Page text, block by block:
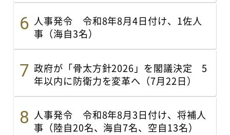
人事発令 令和8年8月4日付け、1佐人
事（海自3名）
政府が「骨太方針2026」を閣議決定 5
年以内に防衛力を変革へ（7月22日）
人事発令 令和8年8月3日付け、将補人
事（陸自20名、海自7名、空自13名）